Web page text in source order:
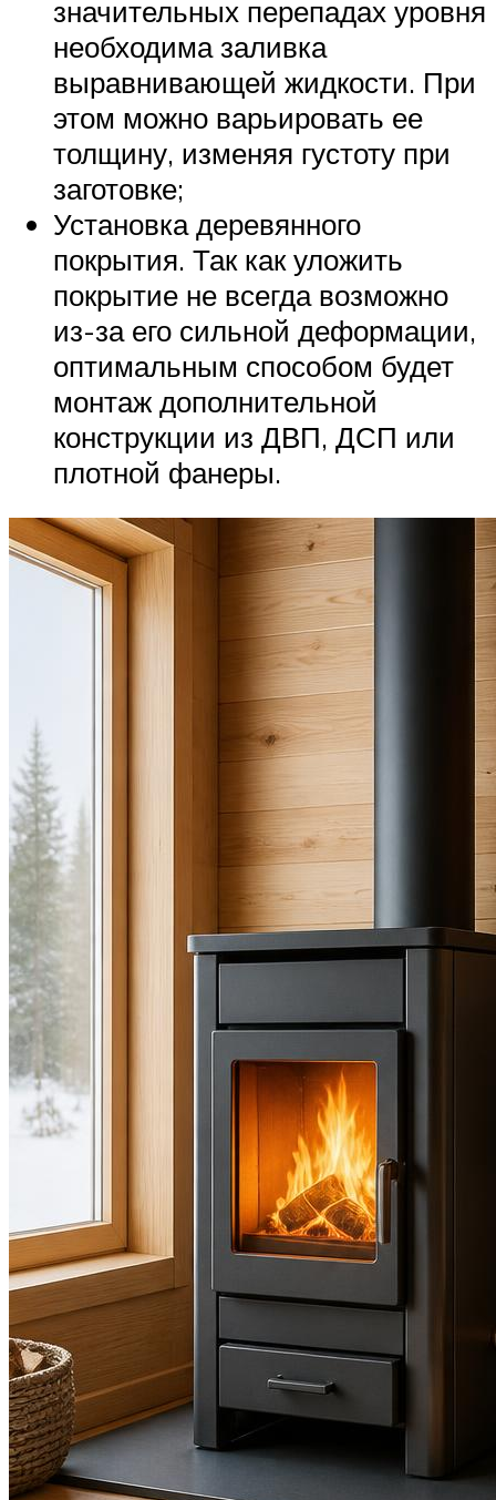
значительных перепадах уровня
необходима заливка
выравнивающей жидкости. При
этом можно варьировать ее
толщину, изменяя густоту при
заготовке;
Установка деревянного
покрытия. Так как уложить
покрытие не всегда возможно
из-за его сильной деформации,
оптимальным способом будет
монтаж дополнительной
конструкции из ДВП, ДСП или
плотной фанеры.